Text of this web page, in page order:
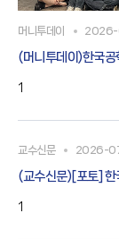
머니투데이
(머니투데이)한국공
1
교수신문 2026-
(교수신문)[포토]
1